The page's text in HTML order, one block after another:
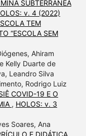
SUBTERRÂNEA
v. 4 (2022)
TEM
“ESCOLA SEM
Ahiram
Kelly Duarte de
Leandro Silva
Rodrigo Luiz
COVID-19 E O
, HOLOS: v. 3
Soares, Ana
E DIDÁTICA